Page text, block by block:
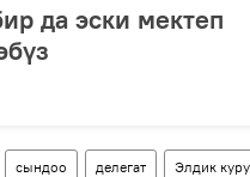
да эски мектеп
сындоо делегат Элдик